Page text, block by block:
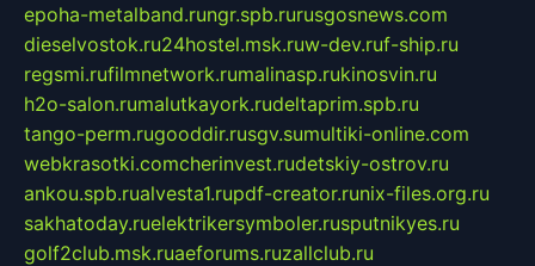
epoha-metalband.rungr.spb.rurusgosnews.com
dieselvostok.ru24hostel.msk.ruw-dev.ruf-ship.ru
regsmi.rufilmnetwork.rumalinasp.rukinosvin.ru
h2o-salon.rumalutkayork.rudeltaprim.spb.ru
tango-perm.rugooddir.rusgv.sumultiki-online.com
webkrasotki.comcherinvest.rudetskiy-ostrov.ru
ankou.spb.rualvesta1.rupdf-creator.runix-files.org.ru
sakhatoday.ruelektrikersymboler.rusputnikyes.ru
golf2club.msk.ruaeforums.ruzallclub.ru